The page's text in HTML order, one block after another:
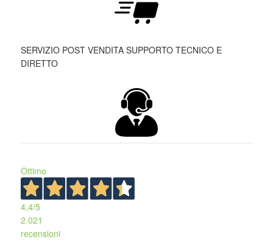
SERVIZIO POST VENDITA SUPPORTO TECNICO E
DIRETTO
Ottimo
4,4/5
2.021
recensioni